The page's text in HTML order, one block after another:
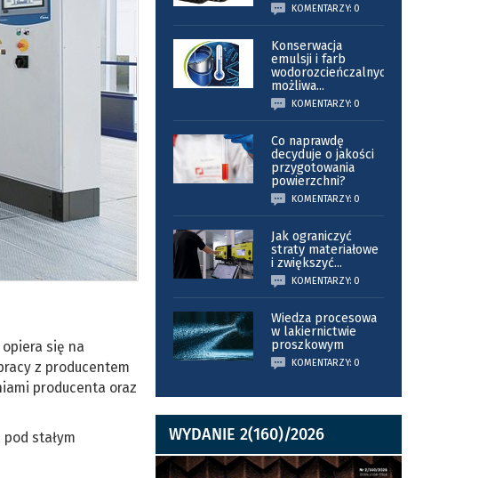
opiera się na
z producentem
producenta oraz
stałym
KOMENTARZY: 0
Konserwacja
emulsji i farb
wodorozcieńczalnych
możliwa...
KOMENTARZY: 0
Co naprawdę
decyduje o jakości
przygotowania
powierzchni?
KOMENTARZY: 0
Jak ograniczyć
straty materiałowe
i zwiększyć...
KOMENTARZY: 0
Wiedza procesowa
w lakiernictwie
proszkowym
KOMENTARZY: 0
WYDANIE 2(160)/2026